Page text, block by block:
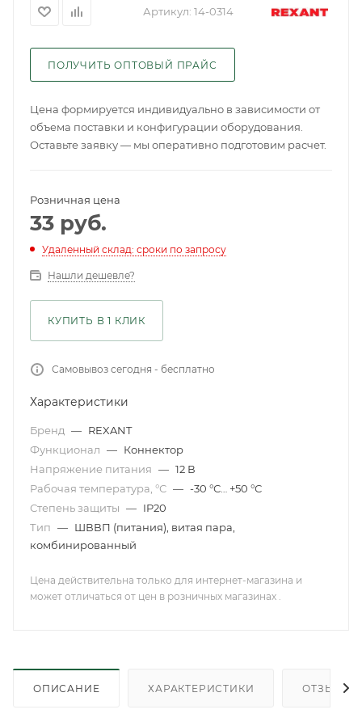
Артикул: 14-0314
ПОЛУЧИТЬ ОПТОВЫЙ ПРАЙС
Цена формируется индивидуально в зависимости от
объема поставки и конфигурации оборудования.
Оставьте заявку — мы оперативно подготовим расчет.
Розничная цена
33 руб.
Удаленный склад: сроки по запросу
Нашли дешевле?
КУПИТЬ В 1 КЛИК
Самовывоз сегодня - бесплатно
Характеристики
Бренд — REXANT
Функционал — Коннектор
Напряжение питания — 12 В
Рабочая температура, °С — -30 °С… +50 °С
Степень защиты — IP20
Тип — ШВВП (питания), витая пара,
комбинированный
Цена действительна только для интернет-магазина и
может отличаться от цен в розничных магазинах .
ОПИСАНИЕ ХАРАКТЕРИСТИКИ ОТЗЫВЫ